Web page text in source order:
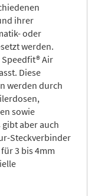
ihrer
oder
werden.
Air
Diese
werden durch
sowie
aber auch
Steckverbinder
3 bis 4mm